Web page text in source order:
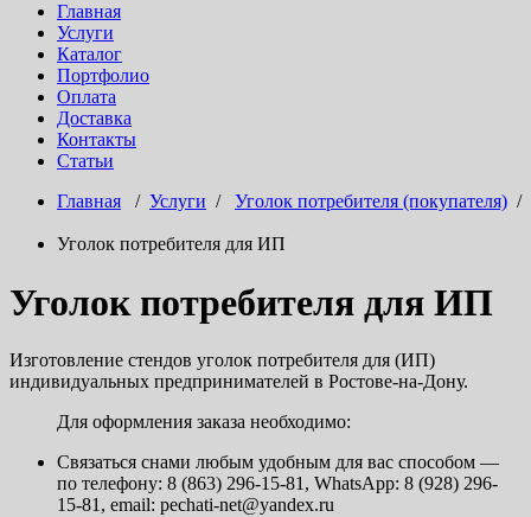
Главная
Услуги
Каталог
Портфолио
Оплата
Доставка
Контакты
Статьи
Главная / Услуги / Уголок потребителя (покупателя) /
Уголок потребителя для ИП
Уголок потребителя для ИП
Изготовление стендов уголок потребителя для (ИП)
индивидуальных предпринимателей в Ростове-на-Дону.
Для оформления заказа необходимо:
Связаться снами любым удобным для вас способом —
по телефону: 8 (863) 296-15-81, WhatsApp: 8 (928) 296-
15-81, email: pechati-net@yandex.ru